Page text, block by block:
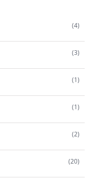
(4)
(3)
(1)
(1)
(2)
(20)